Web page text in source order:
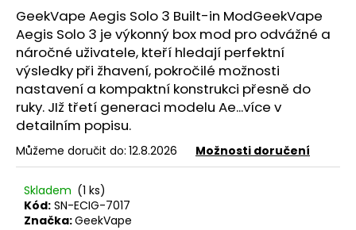
hvězdiček.
GeekVape Aegis Solo 3 Built-in ModGeekVape
Aegis Solo 3 je výkonný box mod pro odvážné a
náročné uživatele, kteří hledají perfektní
výsledky při žhavení, pokročilé možnosti
nastavení a kompaktní konstrukci přesně do
ruky. JIž třetí generaci modelu Ae...více v
detailním popisu.
Můžeme doručit do: 12.8.2026 Možnosti doručení
Skladem (1 ks)
Kód: SN-ECIG-7017
Značka:GeekVape
HLEDAT
D
o
p
o
u
č